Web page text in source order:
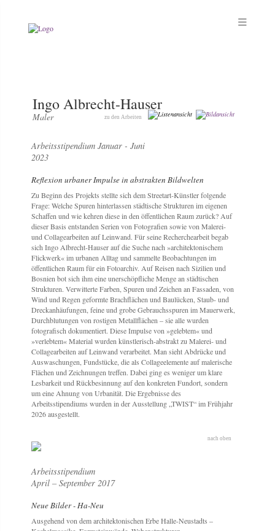
Ingo Albrecht-Hauser
Maler zu den Arbeiten
Arbeitsstipendium Januar - Juni
2023
Reflexion urbaner Impulse in abstrakten Bildwelten
Zu Beginn des Projekts stellte sich dem Streetart-Künstler folgende
Frage: Welche Spuren hinterlassen städtische Strukturen im eigenen
Schaffen und wie kehren diese in den öffentlichen Raum zurück? Auf
dieser Basis entstanden Serien von Fotografien sowie von Malerei-
und Collagearbeiten auf Leinwand. Für seine Recherchearbeit begab
sich Ingo Albrecht-Hauser auf die Suche nach »architektonischem
Flickwerk« im urbanen Alltag und sammelte Beobachtungen im
öffentlichen Raum für ein Fotoarchiv. Auf Reisen nach Sizilien und
Bosnien bot sich ihm eine unerschöpfliche Menge an städtischen
Strukturen. Verwitterte Farben, Spuren und Zeichen an Fassaden, von
Wind und Regen geformte Brachflächen und Baulücken, Staub- und
Dreckanhäufungen, feine und grobe Gebrauchsspuren im Mauerwerk,
Durchblutungen von rostigen Metallflächen – sie alle wurden
fotografisch dokumentiert. Diese Impulse von »gelebtem« und
»verlebtem« Material wurden künstlerisch-abstrakt zu Malerei- und
Collagearbeiten auf Leinwand verarbeitet. Man sieht Abdrücke und
Auswaschungen, Fundstücke, die als Collageelemente auf malerische
Flächen und Zeichnungen treffen. Dabei ging es weniger um klare
Lesbarkeit und Rückbesinnung auf den konkreten Fundort, sondern
um eine Ahnung von Urbanität. Die Ergebnisse des
Arbeitsstipendiums wurden in der Ausstellung „TWIST“ im Frühjahr
2026 ausgestellt.
nach oben
Arbeitsstipendium
April – September 2017
Neue Bilder - Ha-Neu
Ausgehend von dem architektonischen Erbe Halle-Neustadts –